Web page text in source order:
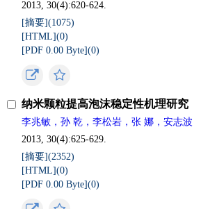
2013, 30(4):620-624.
[摘要](1075)
[HTML](0)
[PDF 0.00 Byte](0)
纳米颗粒提高泡沫稳定性机理研究
李兆敏，孙 乾，李松岩，张 娜，安志波
2013, 30(4):625-629.
[摘要](2352)
[HTML](0)
[PDF 0.00 Byte](0)